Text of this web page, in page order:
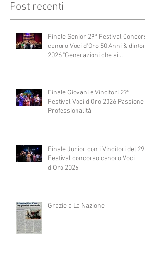
Post recenti
Finale Senior 29° Festival Concorso
canoro Voci d'Oro 50 Anni & dintorni
2026 "Generazioni che si
Finale Giovani e Vincitori 29°
Festival Voci d'Oro 2026 Passione e
Professionalità
Finale Junior con i Vincitori del 29°
Festival concorso canoro Voci
d'Oro 2026
Grazie a La Nazione